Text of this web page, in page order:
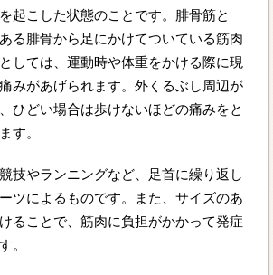
起こした状態のことです。腓骨筋と
る腓骨から足にかけてついている筋肉
しては、運動時や体重をかける際に現
みがあげられます。外くるぶし周辺が
ひどい場合は歩けないほどの痛みをと
す。
技やランニングなど、足首に繰り返し
ツによるものです。また、サイズのあ
ることで、筋肉に負担がかかって発症
。